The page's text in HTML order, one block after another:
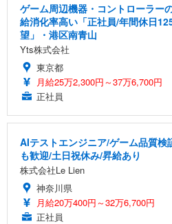
ゲーム周辺機器・コントローラー
給消化率高い「正社員/年間休日
望」・港区南青山
Yts株式会社
東京都
月給25万2,300円～37万6,700円
正社員
AIテストエンジニア/ゲーム品質
も歓迎/土日祝休み/昇給あり
株式会社Le Lien
神奈川県
月給20万400円～32万6,700円
正社員